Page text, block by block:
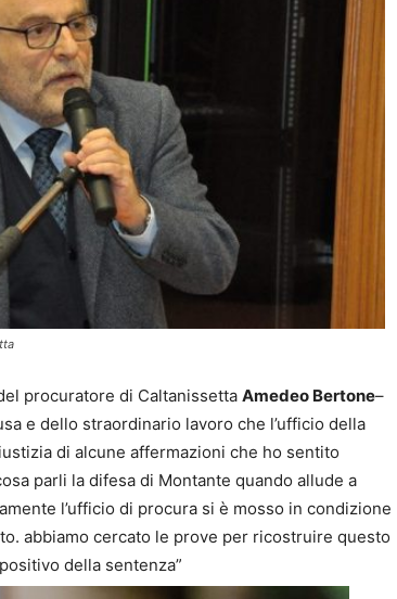
procuratore di Caltanissetta Amedeo Bertone–
e dello straordinario lavoro che l’ufficio della
di alcune affermazioni che ho sentito
parli la difesa di Montante quando allude a
l’ufficio di procura si è mosso in condizione
abbiamo cercato le prove per ricostruire questo
della sentenza”